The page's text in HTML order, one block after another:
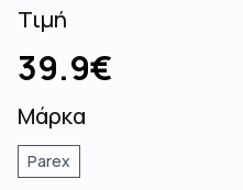
Τιμή
39.9€
Μάρκα
Parex